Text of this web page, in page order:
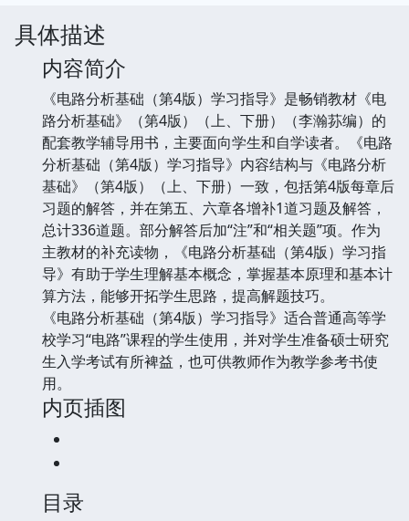
具体描述
内容简介
《电路分析基础（第4版）学习指导》是畅销教材《电
路分析基础》（第4版）（上、下册）（李瀚荪编）的
配套教学辅导用书，主要面向学生和自学读者。《电路
分析基础（第4版）学习指导》内容结构与《电路分析
基础》（第4版）（上、下册）一致，包括第4版每章后
习题的解答，并在第五、六章各增补1道习题及解答，
总计336道题。部分解答后加“注”和“相关题”项。作为
主教材的补充读物，《电路分析基础（第4版）学习指
导》有助于学生理解基本概念，掌握基本原理和基本计
算方法，能够开拓学生思路，提高解题技巧。
《电路分析基础（第4版）学习指导》适合普通高等学
校学习“电路”课程的学生使用，并对学生准备硕士研究
生入学考试有所裨益，也可供教师作为教学参考书使
用。
内页插图
目录